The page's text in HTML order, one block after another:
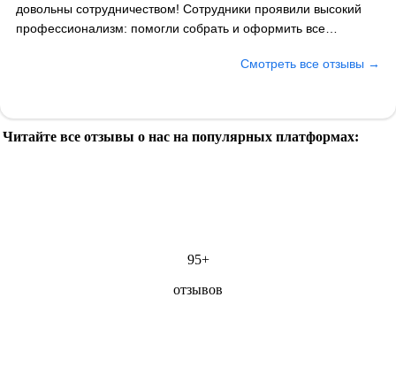
довольны сотрудничеством! Сотрудники проявили высокий
профессионализм: помогли собрать и оформить все
Лицензию получили даже раньше оговоренного срока.
Смотреть все отзывы →
Читайте все отзывы о нас на популярных платформах:
95+
отзывов